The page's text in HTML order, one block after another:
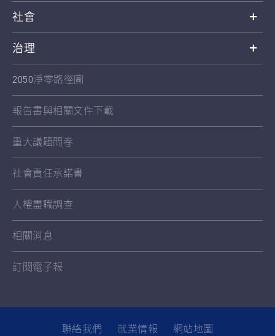
社會
治理
2050淨零路徑圖
報告書與相關文件下載
重大議題問卷
社會責任承諾書
人權盡職調查
相關消息
訂閱電子報
聯絡我們 就業情報 網站地圖